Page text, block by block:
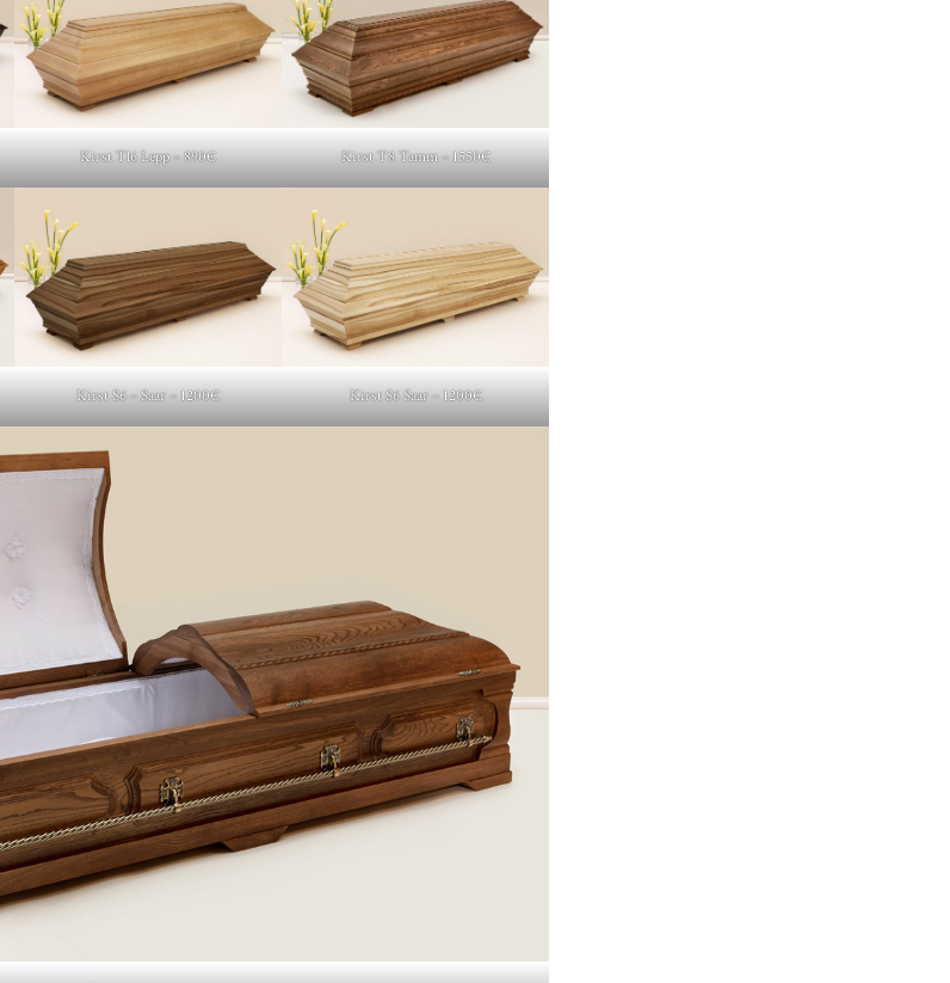
Kirst Tl6 Lepp – 890€ Kirst T8 Tamm – 1550€
Kirst S6 – Saar – 1200€ Kirst S6 Saar – 1200€